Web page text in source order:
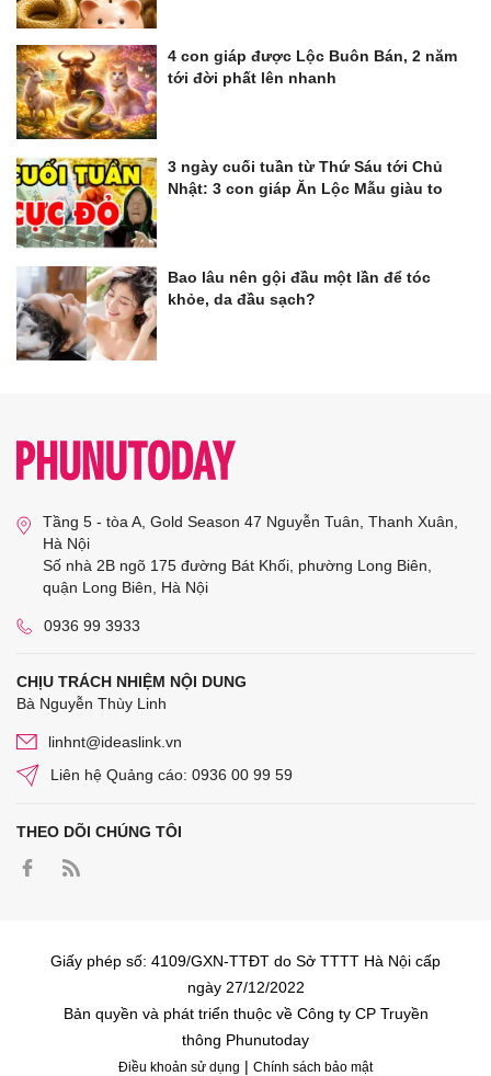
4 con giáp được Lộc Buôn Bán, 2 năm
tới đời phất lên nhanh
3 ngày cuối tuần từ Thứ Sáu tới Chủ
Nhật: 3 con giáp Ăn Lộc Mẫu giàu to
Bao lâu nên gội đầu một lần để tóc
khỏe, da đầu sạch?
Tầng 5 - tòa A, Gold Season 47 Nguyễn Tuân, Thanh Xuân,
Hà Nội
Số nhà 2B ngõ 175 đường Bát Khối, phường Long Biên,
quận Long Biên, Hà Nội
0936 99 3933
CHỊU TRÁCH NHIỆM NỘI DUNG
Bà Nguyễn Thùy Linh
linhnt@ideaslink.vn
Liên hệ Quảng cáo: 0936 00 99 59
THEO DÕI CHÚNG TÔI
Giấy phép số: 4109/GXN-TTĐT do Sở TTTT Hà Nội cấp
ngày 27/12/2022
Bản quyền và phát triển thuộc về Công ty CP Truyền
thông Phunutoday
Điều khoản sử dụng | Chính sách bảo mật